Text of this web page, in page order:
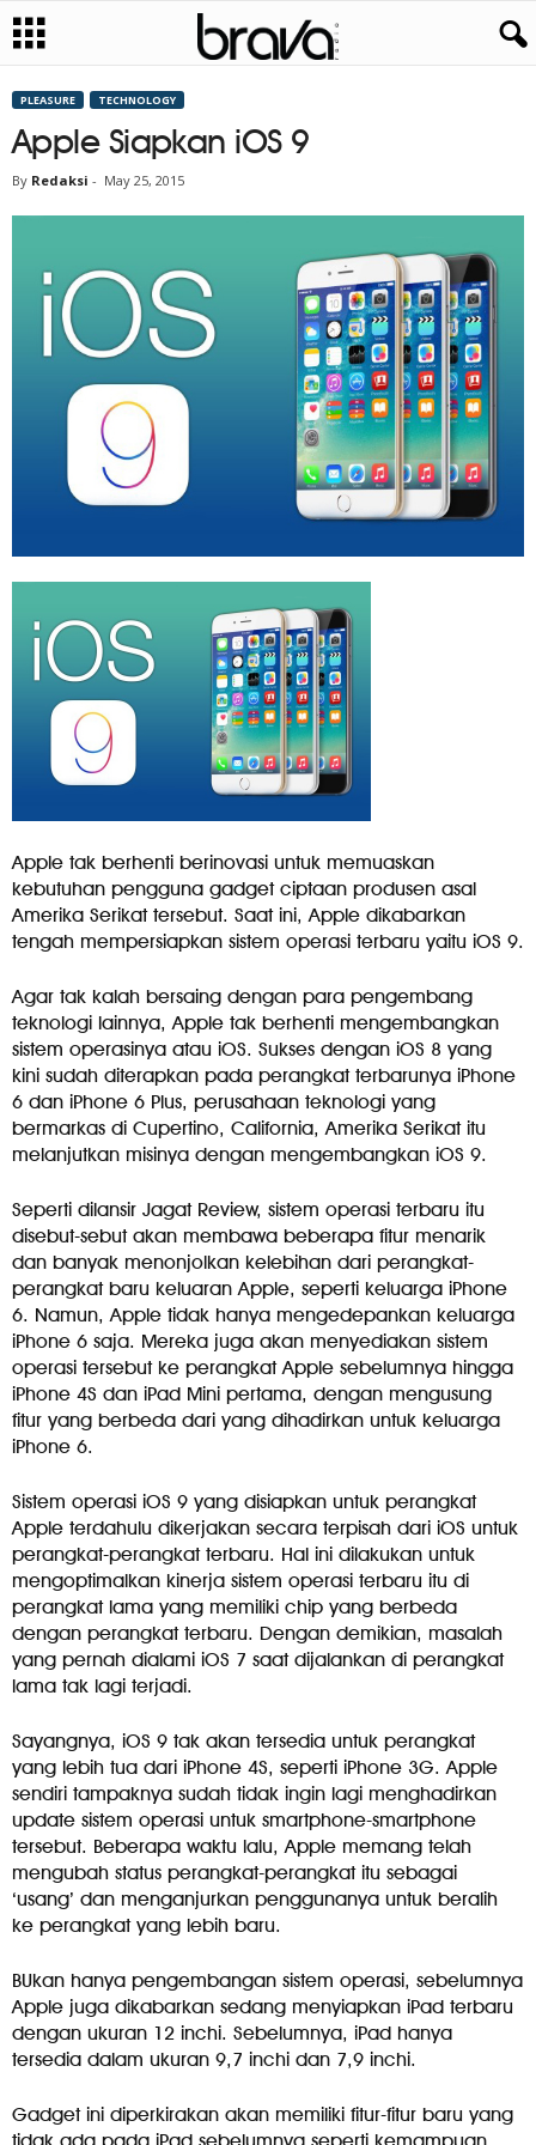
PLEASURE TECHNOLOGY
Apple Siapkan iOS 9
By Redaksi - May 25, 2015
Apple tak berhenti berinovasi untuk memuaskan
kebutuhan pengguna gadget ciptaan produsen asal
Amerika Serikat tersebut. Saat ini, Apple dikabarkan
tengah mempersiapkan sistem operasi terbaru yaitu iOS 9.
Agar tak kalah bersaing dengan para pengembang
teknologi lainnya, Apple tak berhenti mengembangkan
sistem operasinya atau iOS. Sukses dengan iOS 8 yang
kini sudah diterapkan pada perangkat terbarunya iPhone
6 dan iPhone 6 Plus, perusahaan teknologi yang
bermarkas di Cupertino, California, Amerika Serikat itu
melanjutkan misinya dengan mengembangkan iOS 9.
Seperti dilansir Jagat Review, sistem operasi terbaru itu
disebut-sebut akan membawa beberapa fitur menarik
dan banyak menonjolkan kelebihan dari perangkat-
perangkat baru keluaran Apple, seperti keluarga iPhone
6. Namun, Apple tidak hanya mengedepankan keluarga
iPhone 6 saja. Mereka juga akan menyediakan sistem
operasi tersebut ke perangkat Apple sebelumnya hingga
iPhone 4S dan iPad Mini pertama, dengan mengusung
fitur yang berbeda dari yang dihadirkan untuk keluarga
iPhone 6.
Sistem operasi iOS 9 yang disiapkan untuk perangkat
Apple terdahulu dikerjakan secara terpisah dari iOS untuk
perangkat-perangkat terbaru. Hal ini dilakukan untuk
mengoptimalkan kinerja sistem operasi terbaru itu di
perangkat lama yang memiliki chip yang berbeda
dengan perangkat terbaru. Dengan demikian, masalah
yang pernah dialami iOS 7 saat dijalankan di perangkat
lama tak lagi terjadi.
Sayangnya, iOS 9 tak akan tersedia untuk perangkat
yang lebih tua dari iPhone 4S, seperti iPhone 3G. Apple
sendiri tampaknya sudah tidak ingin lagi menghadirkan
update sistem operasi untuk smartphone-smartphone
tersebut. Beberapa waktu lalu, Apple memang telah
mengubah status perangkat-perangkat itu sebagai
‘usang’ dan menganjurkan penggunanya untuk beralih
ke perangkat yang lebih baru.
BUkan hanya pengembangan sistem operasi, sebelumnya
Apple juga dikabarkan sedang menyiapkan iPad terbaru
dengan ukuran 12 inchi. Sebelumnya, iPad hanya
tersedia dalam ukuran 9,7 inchi dan 7,9 inchi.
Gadget ini diperkirakan akan memiliki fitur-fitur baru yang